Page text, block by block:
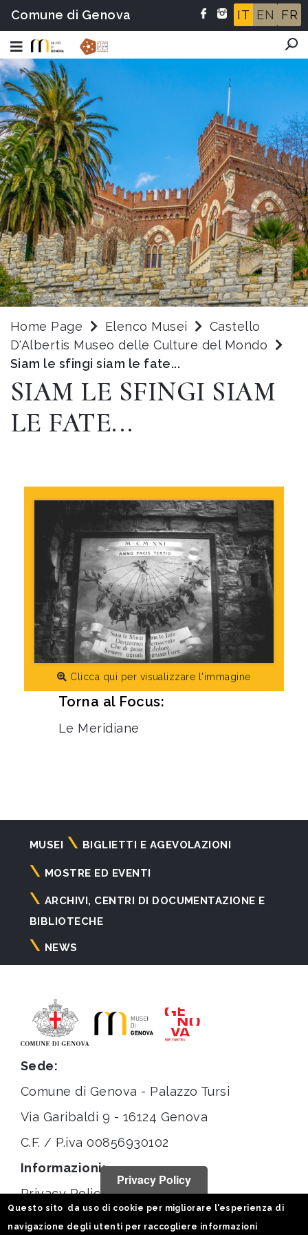
Comune di Genova IT EN FR
Home Page Elenco Musei
Castello
D'Albertis Museo delle Culture del Mondo
Siam le sfingi siam le fate...
SIAM LE SFINGI SIAM
LE FATE...
Clicca qui per visualizzare l'immagine
Torna al Focus:
Le Meridiane
Navigazione
principale
MUSEI BIGLIETTI E AGEVOLAZIONI
MOSTRE ED EVENTI
ARCHIVI, CENTRI DI DOCUMENTAZIONE E
BIBLIOTECHE
NEWS
Sede:
Comune di Genova - Palazzo Tursi
Via Garibaldi 9 - 16124 Genova
C.F. / P.iva 00856930102
Informazioni:
Privacy Policy
Privacy Policy
Questo sito da uso di cookie per migliorare l'esperienza di
navigazione degli utenti per raccogliere informazioni